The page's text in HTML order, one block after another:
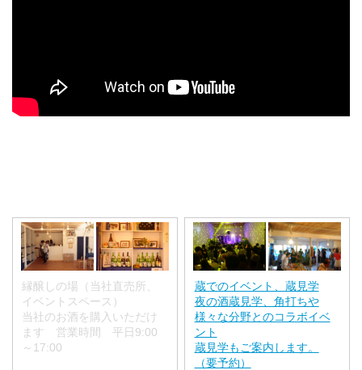
縁醸しの場（当社直売所、
イベントスペース）
当社のお酒を購入いただけ
ます 営業時間 平日9:00
～17:00
蔵でのイベント、蔵見学
夜の酒蔵見学、角打ちや
様々な分野とのコラボイベ
ント
蔵見学もご案内します。
（要予約）